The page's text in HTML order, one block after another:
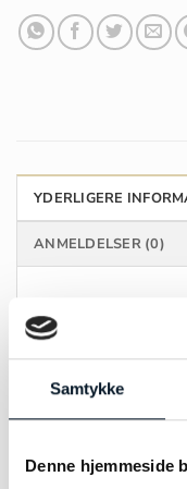
Samtykke
Denne hjemmeside
YDERLIGERE
ANMELDELSER (0)
MÆRKE